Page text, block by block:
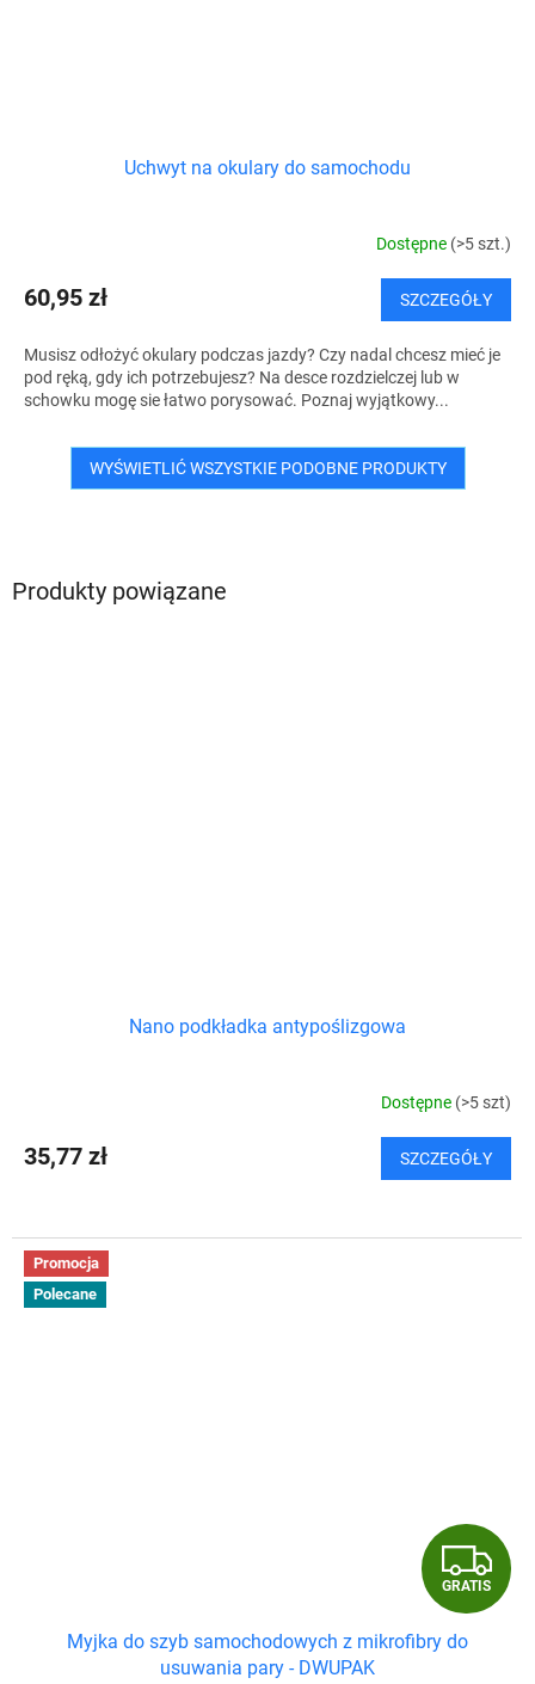
Produkty powiązane
Nano podkładka antypoślizgowa
Dostępne (>5 szt)
35,77 zł SZCZEGÓŁY
Promocja
Polecane
G
R
GRATIS
Myjka do szyb samochodowych z mikrofibry do
usuwania pary - DWUPAK
Uchwyt na okulary do samochodu
Dostępne (>5 szt.)
60,95 zł SZCZEGÓŁY
Musisz odłożyć okulary podczas jazdy? Czy nadal chcesz mieć je
pod ręką, gdy ich potrzebujesz? Na desce rozdzielczej lub w
schowku mogę sie łatwo porysować. Poznaj wyjątkowy...
WYŚWIETLIĆ WSZYSTKIE PODOBNE PRODUKTY